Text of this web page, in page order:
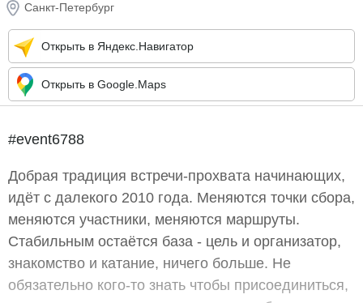
Санкт-Петербург
Открыть в Яндекс.Навигатор
Открыть в Google.Maps
#event6788
Добрая традиция встречи-прохвата начинающих,
идёт с далекого 2010 года. Меняются точки сбора,
меняются участники, меняются маршруты.
Стабильным остаётся база - цель и организатор,
знакомство и катание, ничего больше. Не
обязательно кого-то знать чтобы присоединиться,